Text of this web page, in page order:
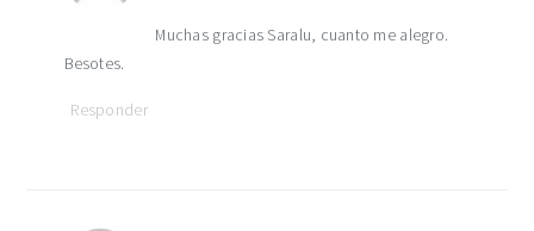
Muchas gracias Saralu, cuanto me alegro.
Besotes.
Responder